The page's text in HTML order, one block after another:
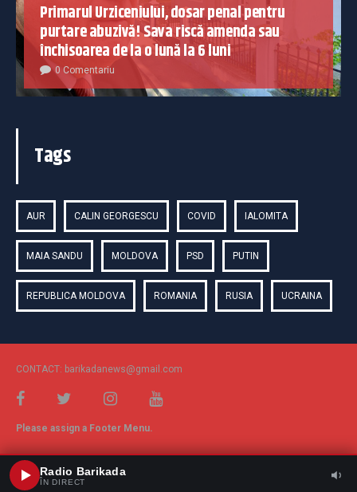
Primarul Urziceniului, dosar penal pentru
purtare abuzivă! Sava riscă amenda sau
închisoarea de la o lună la 6 luni
0 Comentariu
Tags
AUR CALIN GEORGESCU COVID IALOMITA
MAIA SANDU MOLDOVA PSD PUTIN
REPUBLICA MOLDOVA ROMANIA RUSIA UCRAINA
CONTACT: barikadanews@gmail.com
Please assign a Footer Menu.
Radio Barikada
ÎN DIRECT